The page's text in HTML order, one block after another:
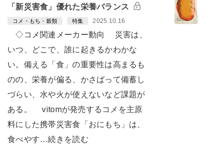
「新災害食」優れた栄養バランス
コメ・もち・穀類 特集 2025.10.16
◇コメ関連メーカー動向 災害は、
いつ、どこで、誰に起きるかわかな
い。備える「食」の重要性は高まるも
のの、栄養が偏る、かさばって備蓄し
づらい、水や火が使えないなど課題が
ある。 vitomが発売するコメを主原
料にした携帯災害食「おにもち」は、
食べやす…続きを読む